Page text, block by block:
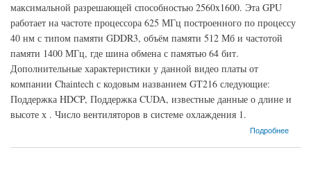
максимальной разрешающей способностью 2560x1600. Эта GPU
работает на частоте процессора 625 МГц построенного по процессу
40 нм с типом памяти GDDR3, объём памяти 512 Мб и частотой
памяти 1400 МГц, где шина обмена с памятью 64 бит.
Дополнительные характеристики у данной видео платы от
компании Chaintech с кодовым названием GT216 следующие:
Поддержка HDCP, Поддержка CUDA, известные данные о длине и
высоте х . Число вентиляторов в системе охлаждения 1.
Подробнее
о Видеокарта Chaintech GeForce GT 220 (625МГц, GDDR3 512Мб 1400МГц 64 бит)